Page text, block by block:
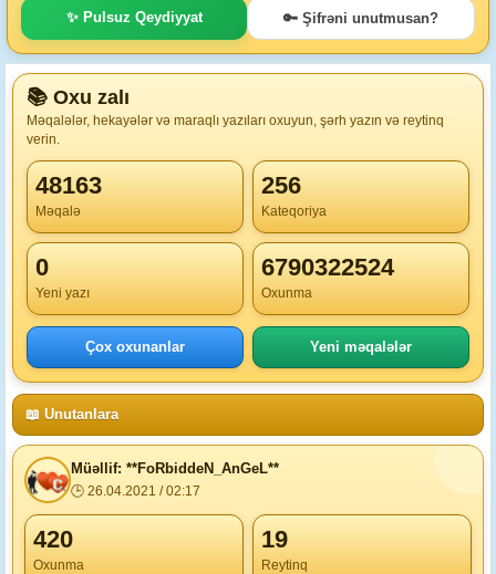
✨ Pulsuz Qeydiyyat 🔑 Şifrəni unutmusan?
📚 Oxu zalı
Məqalələr, hekayələr və maraqlı yazıları oxuyun, şərh yazın və reytinq
verin.
48163
Məqalə
256
Kateqoriya
0
Yeni yazı
6790322524
Oxunma
Çox oxunanlar Yeni məqalələr
📖 Unutanlara
Müəllif: **FoRbiddeN_AnGeL**
🕒 26.04.2021 / 02:17
420
Oxunma
19
Reytinq